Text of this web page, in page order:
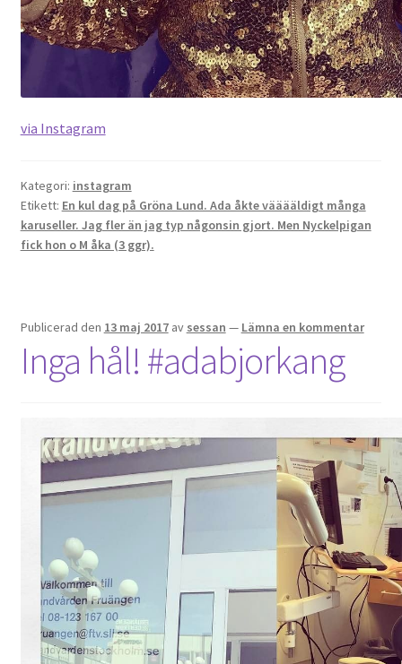
via Instagram
Kategori: instagram
Etikett: En kul dag på Gröna Lund. Ada åkte vääääldigt många
karuseller. Jag fler än jag typ någonsin gjort. Men Nyckelpigan
fick hon o M åka (3 ggr).
Publicerad den 13 maj 2017 av sessan — Lämna en kommentar
Inga hål! #adabjorkang